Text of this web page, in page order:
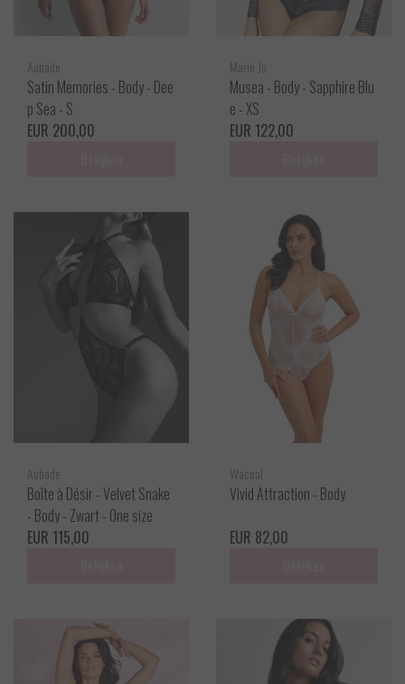
Aubade
Satin Memories - Body - Dee
p Sea - S
EUR 200,00
Marie Jo
Musea - Body - Sapphire Blu
e - XS
EUR 122,00
Aubade
Boîte à Désir - Velvet Snake
- Body - Zwart - One size
EUR 115,00
Wacoal
Vivid Attraction - Body
EUR 82,00